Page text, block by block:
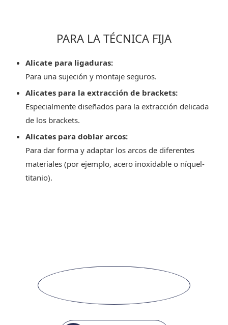
PARA LA TÉCNICA FIJA
Alicate para ligaduras:
Para una sujeción y montaje seguros.
Alicates para la extracción de brackets:
Especialmente diseñados para la extracción delicada
de los brackets.
Alicates para doblar arcos:
Para dar forma y adaptar los arcos de diferentes
materiales (por ejemplo, acero inoxidable o níquel-
titanio).